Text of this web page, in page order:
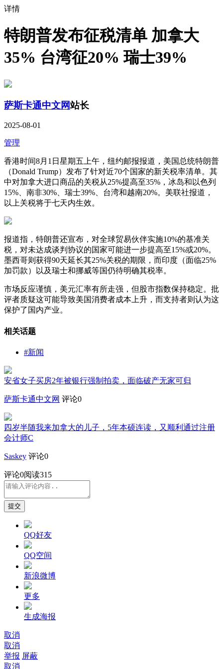
详情
特朗普发布征税清单 加拿大
35% 台湾征20% 瑞士39%
萨斯卡通中文网站长
2025-08-01
管理
香港时间8月1日星期五上午，纽约邮报报道，美国总统特朗普
（Donald Trump）发布了针对近70个国家的新关税率清单。其
中对加拿大进口商品的关税从25%提高至35%，冰岛和以色列
15%、南非30%、瑞士39%、台湾和越南20%。美联社报道，
以上关税将于七天内生效。
报道指，特朗普还宣布，对全球贸易伙伴实施10%的基准关
税，对未达成谈判协议的国家可能进一步提高至15%或20%。
墨西哥则获得90天延长其25%关税的期限，而印度（面临25%
加罚款）以及瑞士和挪威等国仍待明确其税率。
市场反应谨慎，美元汇率有所走强，但股市指数保持稳定。批
评者质疑这可能导致美国消费者成本上升，而支持者则认为这
保护了国内产业。
相关话题
#新闻
安省女子买房2年被银行强制拍卖，面临破产无家可归
萨斯卡通中文网 评论0
四岁半随我来加拿大的儿子，5年本硕连读，又顺利通过注册
会计师C
Saskey 评论0
评论0阅读315
提交
QQ好友
QQ空间
新浪微博
更多
生成海报
取消
取消
举报 屏蔽
取消